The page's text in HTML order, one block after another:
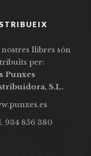
nostres llibres són
per:
Punxes
S.L.
934 856 380